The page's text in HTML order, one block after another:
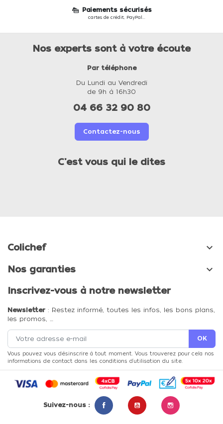
Paiements sécurisés
cartes de crédit, PayPal...
Nos experts sont à votre écoute
Par téléphone
Du Lundi au Vendredi
de 9h à 16h30
04 66 32 90 80
Contactez-nous
C'est vous qui le dites
Colichef 
Nos garanties 
Inscrivez-vous à notre newsletter
Newsletter : Restez informé, toutes les infos, les bons plans,
les promos, …
Vous pouvez vous désinscrire à tout moment. Vous trouverez pour cela nos
informations de contact dans les conditions d'utilisation du site.
Suivez-nous :
FacebookYouTubeInstagram